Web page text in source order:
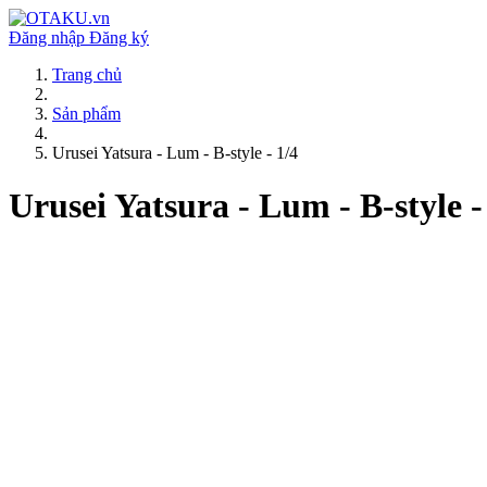
Đăng nhập Đăng ký
Trang chủ
Sản phẩm
Urusei Yatsura - Lum - B-style - 1/4
Urusei Yatsura - Lum - B-style